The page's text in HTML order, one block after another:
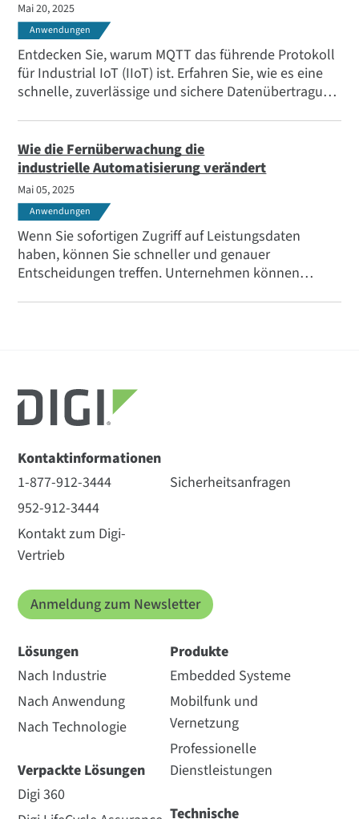
Mai 20, 2025
Anwendungen
Entdecken Sie, warum MQTT das führende Protokoll
für Industrial IoT (IIoT) ist. Erfahren Sie, wie es eine
schnelle, zuverlässige und sichere Datenübertragung
Unternehmen es braucht, um wettbewerbsfähig zu
bleiben.
Wie die Fernüberwachung die
industrielle Automatisierung verändert
Mai 05, 2025
Anwendungen
Wenn Sie sofortigen Zugriff auf Leistungsdaten
haben, können Sie schneller und genauer
Entscheidungen treffen. Unternehmen können
Kontaktinformationen
1-877-912-3444
952-912-3444
Kontakt zum Digi-
Vertrieb
Sicherheitsanfragen
Anmeldung zum Newsletter
Lösungen
Nach Industrie
Nach Anwendung
Nach Technologie
Verpackte Lösungen
Digi 360
Produkte
Embedded Systeme
Mobilfunk und
Vernetzung
Professionelle
Dienstleistungen
Technische